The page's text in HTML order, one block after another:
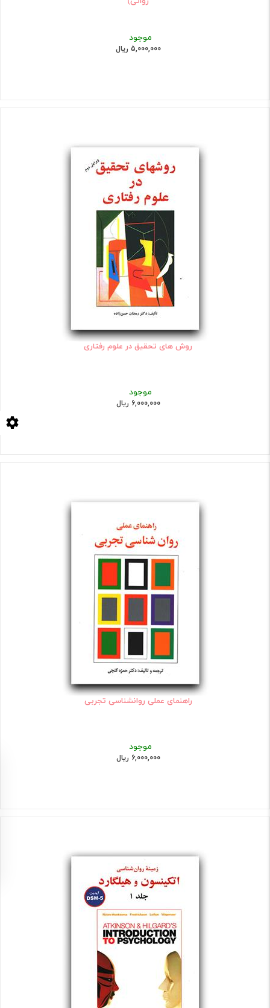
موجود
5,000,000 ریال
روش های تحقیق در علوم رفتاری
موجود
6,000,000 ریال
راهنمای عملی روانشناسی تجربی
موجود
6,000,000 ریال